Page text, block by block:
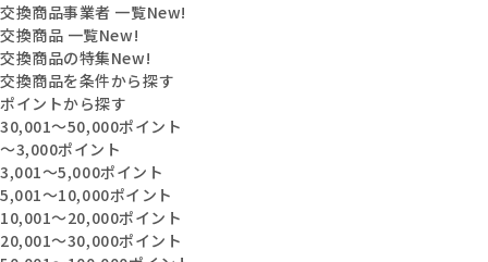
交換商品事業者 一覧New!
交換商品 一覧New!
交換商品の特集New!
交換商品を条件から探す
ポイントから探す
30,001〜50,000ポイント
〜3,000ポイント
3,001〜5,000ポイント
5,001〜10,000ポイント
10,001〜20,000ポイント
20,001〜30,000ポイント